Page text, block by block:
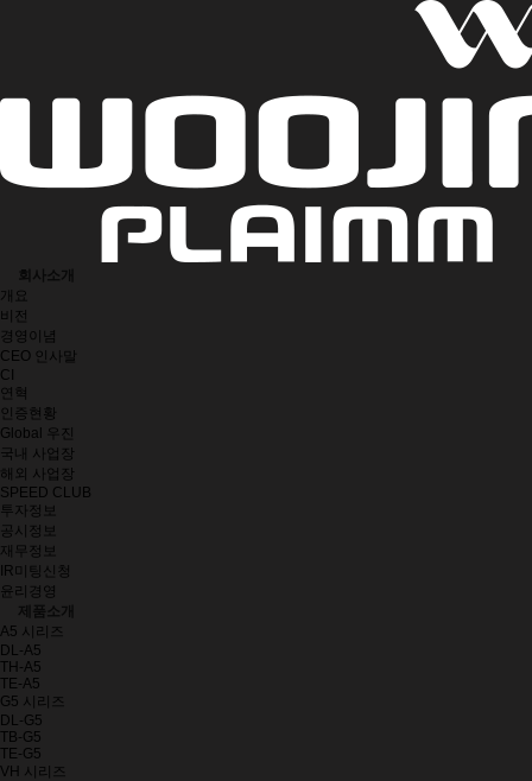
회사소개
개요
비전
경영이념
CEO 인사말
CI
연혁
인증현황
Global 우진
국내 사업장
해외 사업장
SPEED CLUB
투자정보
공시정보
재무정보
IR미팅신청
윤리경영
제품소개
A5 시리즈
DL-A5
TH-A5
TE-A5
G5 시리즈
DL-G5
TB-G5
TE-G5
VH 시리즈